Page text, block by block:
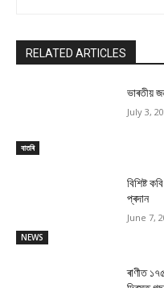
RELATED ARTICLES
বাতৰি
ভাৰতীয়
July 3,
NEWS
বিশিষ্ট
প্ৰদান
June 7,
ৰাণীত